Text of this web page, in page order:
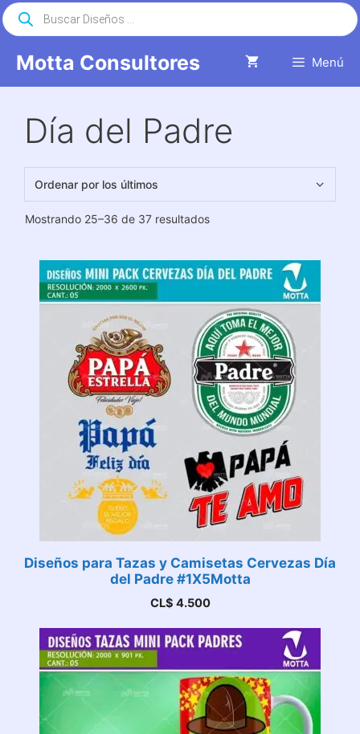
Saltar
al
Motta Consultores Menú
Búsqueda
de
productos
Día del Padre
Mostrando 25–36 de 37 resultadosOrdenado
últimos
Diseños para Tazas y Camisetas Cervezas Día
del Padre #1X5Motta
CL$ 4.500